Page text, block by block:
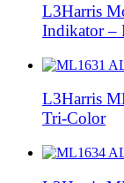
L3Harris
Indikator –
L3Harris
Tri-Color